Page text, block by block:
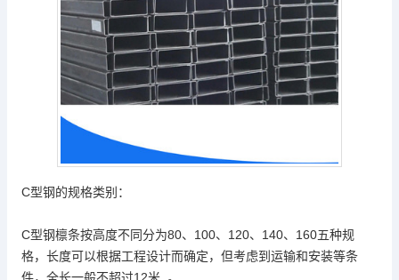
C型钢的规格类别：
C型钢檩条按高度不同分为80、100、120、140、160五种规
格，长度可以根据工程设计而确定，但考虑到运输和安装等条